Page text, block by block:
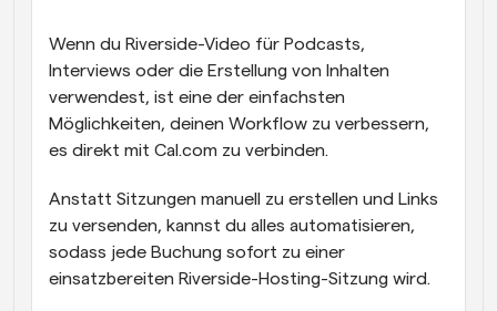
Webhooks
Erhalten Sie eine Benachrichtigung, wenn etwas
passiert
Wenn du Riverside-Video für Podcasts,
Interviews oder die Erstellung von Inhalten
verwendest, ist eine der einfachsten
Möglichkeiten, deinen Workflow zu verbessern,
es direkt mit Cal.com zu verbinden.
Anstatt Sitzungen manuell zu erstellen und Links
zu versenden, kannst du alles automatisieren,
sodass jede Buchung sofort zu einer
einsatzbereiten Riverside-Hosting-Sitzung wird.